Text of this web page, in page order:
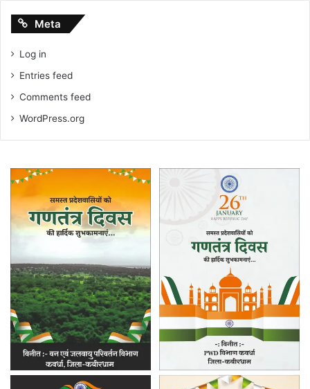
Meta
Log in
Entries feed
Comments feed
WordPress.org